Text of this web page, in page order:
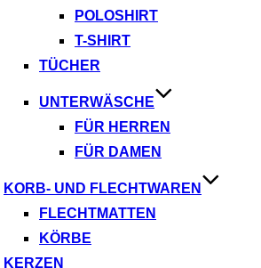
POLOSHIRT
T-SHIRT
TÜCHER
UNTERWÄSCHE
FÜR HERREN
FÜR DAMEN
KORB- UND FLECHTWAREN
FLECHTMATTEN
KÖRBE
KERZEN